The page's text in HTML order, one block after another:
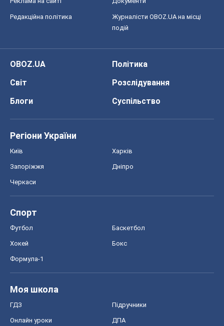
Редакційна політика
Журналісти OBOZ.UA на місці
подій
OBOZ.UA
Політика
Світ
Розслідування
Блоги
Суспільство
Регіони України
Київ Харків
Запоріжжя Дніпро
Черкаси
Спорт
Футбол Баскетбол
Хокей Бокс
Формула-1
Моя школа
ГДЗ Підручники
Онлайн уроки ДПА